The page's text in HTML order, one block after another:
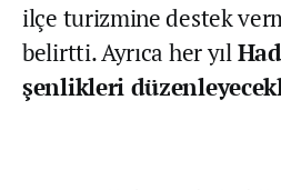
ilçe turizmine destek
belirtti. Ayrıca her yıl
şenlikleri